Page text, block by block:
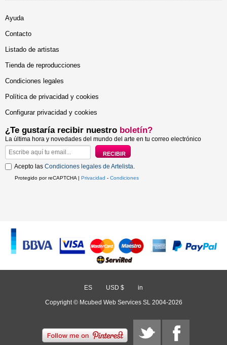
Ayuda
Contacto
Listado de artistas
Tienda de reproducciones
Condiciones legales
Política de privacidad y cookies
Configurar privacidad y cookies
¿Te gustaría recibir nuestro boletín?
La última hora y novedades del mundo del arte en tu correo electrónico
Acepto las Condiciones legales de Artelista
Protegido por reCAPTCHA | Privacidad - Condiciones
ES USD $ in
Copyright © Mcubed Web Services SL 2004-2026